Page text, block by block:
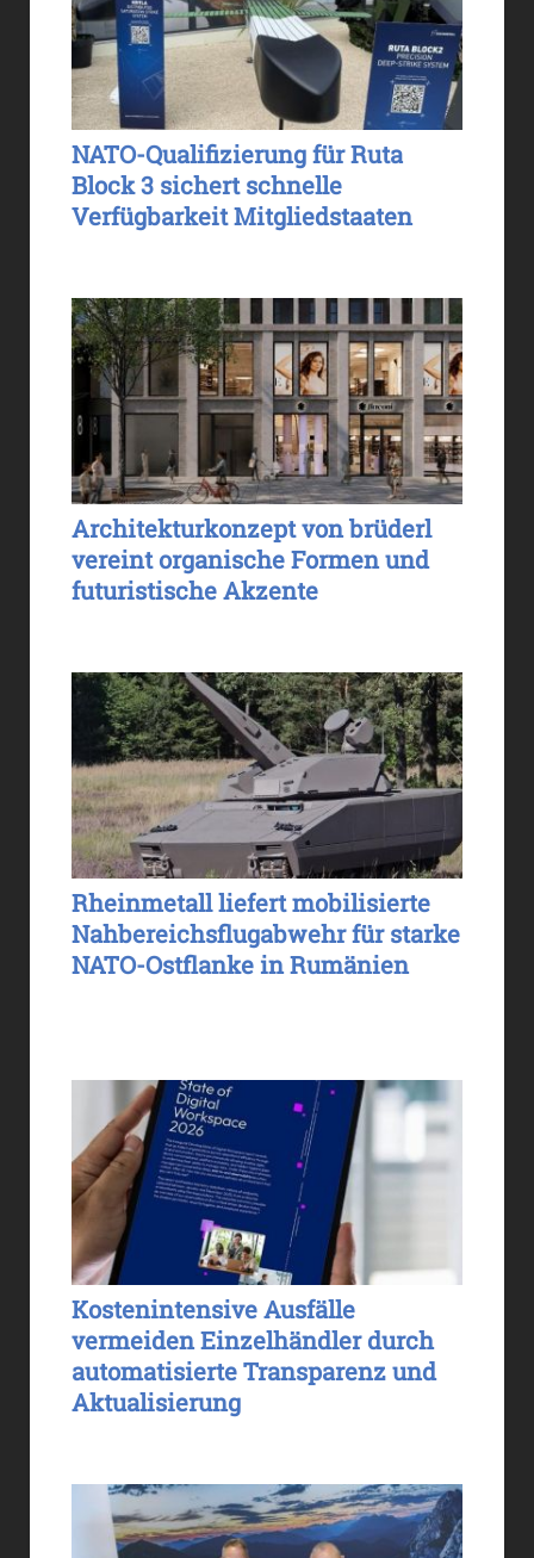
NATO-Qualifizierung für Ruta
Block 3 sichert schnelle
Verfügbarkeit Mitgliedstaaten
Architekturkonzept von brüderl
vereint organische Formen und
futuristische Akzente
Rheinmetall liefert mobilisierte
Nahbereichsflugabwehr für starke
NATO-Ostflanke in Rumänien
Kostenintensive Ausfälle
vermeiden Einzelhändler durch
automatisierte Transparenz und
Aktualisierung